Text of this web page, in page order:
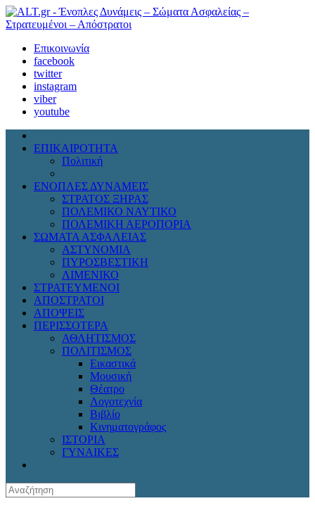
Επικοινωνία
facebook
twitter
instagram
viber
youtube
ΕΠΙΚΑΙΡΟΤΗΤΑ
Πολιτική
ΕΝΟΠΛΕΣ ΔΥΝΑΜΕΙΣ
ΣΤΡΑΤΟΣ ΞΗΡΑΣ
ΠΟΛΕΜΙΚΟ ΝΑΥΤΙΚΟ
ΠΟΛΕΜΙΚΗ ΑΕΡΟΠΟΡΙΑ
ΣΩΜΑΤΑ ΑΣΦΑΛΕΙΑΣ
ΑΣΤΥΝΟΜΙΑ
ΠΥΡΟΣΒΕΣΤΙΚΗ
ΛΙΜΕΝΙΚΟ
ΣΤΡΑΤΕΥΜΕΝΟΙ
ΑΠΟΣΤΡΑΤΟΙ
ΑΠΟΨΕΙΣ
ΠΕΡΙΣΣΟΤΕΡΑ
ΑΘΛΗΤΙΣΜΟΣ
ΠΟΛΙΤΙΣΜΟΣ
Εικαστικά
Μουσική
Θέατρο
Λογοτεχνία
Βιβλίο
Κινηματογράφος
ΙΣΤΟΡΙΑ
ΓΥΝΑΙΚΕΣ